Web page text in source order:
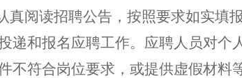
真阅读招聘公告，按照要求如实填
递和报名应聘工作。 应聘人员对个
不符合岗位要求，或提供虚假材料